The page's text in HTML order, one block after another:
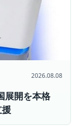
2026.08.08
展開を本格